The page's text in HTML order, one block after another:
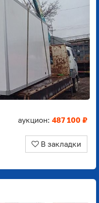
аукцион: 487 100 ₽
В закладки